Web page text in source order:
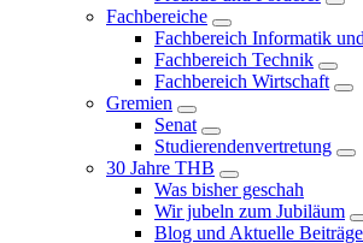
Fachbereiche
Fachbereich Informatik
Fachbereich Technik
Fachbereich Wirtschaft
Gremien
Senat
Studierendenvertretung
30 Jahre THB
Was bisher geschah
Wir jubeln zum Jubiläum
Blog und Aktuelle